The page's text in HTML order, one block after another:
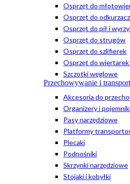
Osprzęt do
Osprzęt do
Osprzęt do pił i
Osprzęt do strugów
Osprzęt do szlifierek
Osprzęt do
Szczotki węglowe
Przechowywanie i transport
Akcesoria do
Organizery i
Pasy narzędziowe
Platformy
Plecaki
Podnośniki
Skrzynki narzędziowe
Stojaki i kobyłki